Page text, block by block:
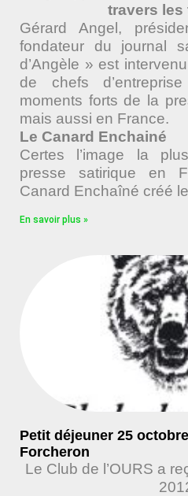
travers les
Gérard Angel,
fondateur du journal
d’Angèle » est
de chefs
moments forts de la
mais aussi en France.
Le Canard Enchainé
Certes l’image la
presse satirique en
Canard Enchaîné créé le
En savoir plus »
Petit déjeuner 25
Forcheron
Le Club de l’OURS a